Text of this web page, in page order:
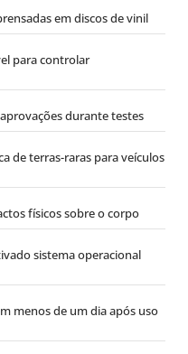
em discos de vinil
para controlar
durante testes
de terras-raras para veículos
físicos sobre o corpo
sistema operacional
menos de um dia após uso